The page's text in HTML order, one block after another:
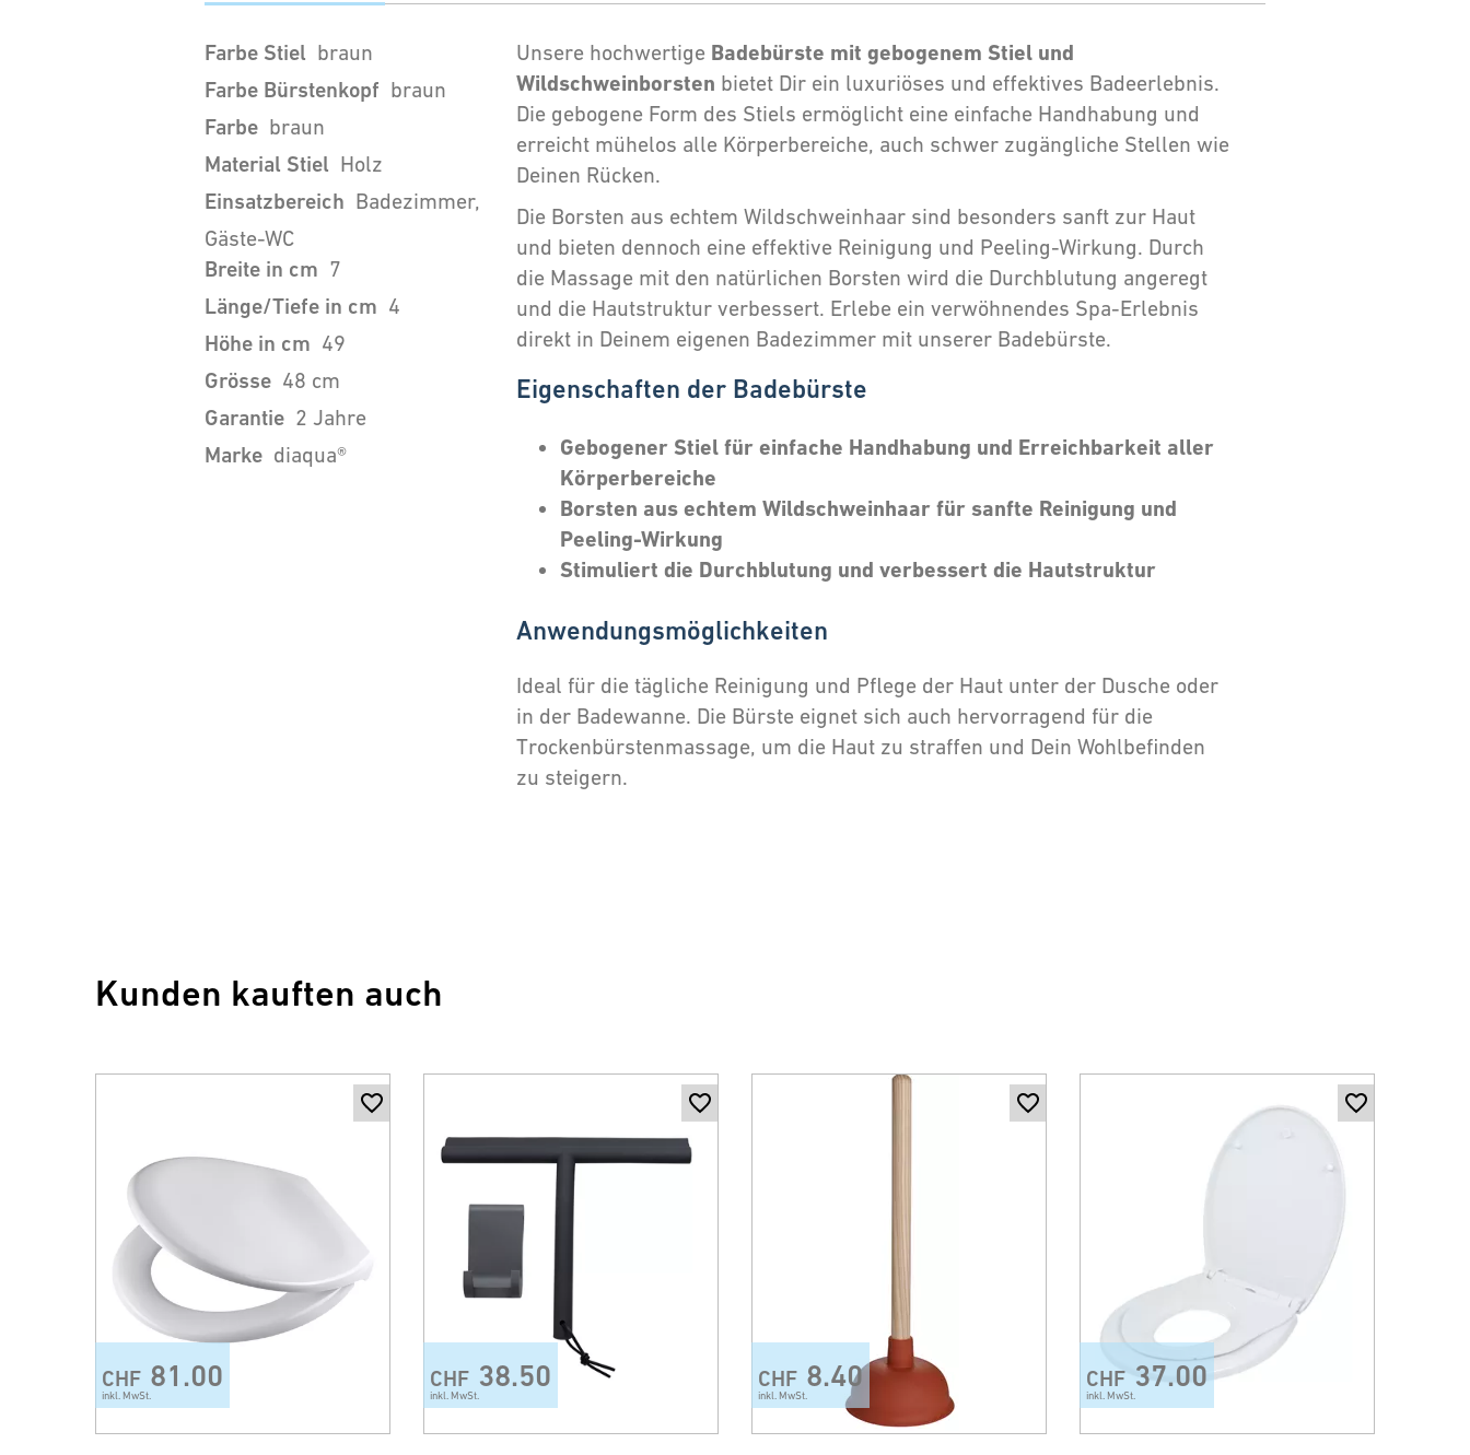
Farbe Stiel braun
Farbe Bürstenkopf braun
Farbe braun
Material Stiel Holz
Einsatzbereich Badezimmer,
Gäste-WC
Breite in cm 7
Länge/Tiefe in cm 4
Höhe in cm 49
Grösse 48 cm
Garantie 2 Jahre
Marke diaqua®
Unsere hochwertige Badebürste mit gebogenem Stiel und
Wildschweinborsten bietet Dir ein luxuriöses und effektives Badeerlebnis.
Die gebogene Form des Stiels ermöglicht eine einfache Handhabung und
erreicht mühelos alle Körperbereiche, auch schwer zugängliche Stellen wie
Deinen Rücken.
Die Borsten aus echtem Wildschweinhaar sind besonders sanft zur Haut
und bieten dennoch eine effektive Reinigung und Peeling-Wirkung. Durch
die Massage mit den natürlichen Borsten wird die Durchblutung angeregt
und die Hautstruktur verbessert. Erlebe ein verwöhnendes Spa-Erlebnis
direkt in Deinem eigenen Badezimmer mit unserer Badebürste.
Eigenschaften der Badebürste
Gebogener Stiel für einfache Handhabung und Erreichbarkeit aller
Körperbereiche
Borsten aus echtem Wildschweinhaar für sanfte Reinigung und
Peeling-Wirkung
Stimuliert die Durchblutung und verbessert die Hautstruktur
Anwendungsmöglichkeiten
Ideal für die tägliche Reinigung und Pflege der Haut unter der Dusche oder
in der Badewanne. Die Bürste eignet sich auch hervorragend für die
Trockenbürstenmassage, um die Haut zu straffen und Dein Wohlbefinden
zu steigern.
Kunden kauften auch
CHF 81.00
inkl. MwSt.
CHF 38.50
inkl. MwSt.
CHF 8.40
inkl. MwSt.
CHF 37.00
inkl. MwSt.